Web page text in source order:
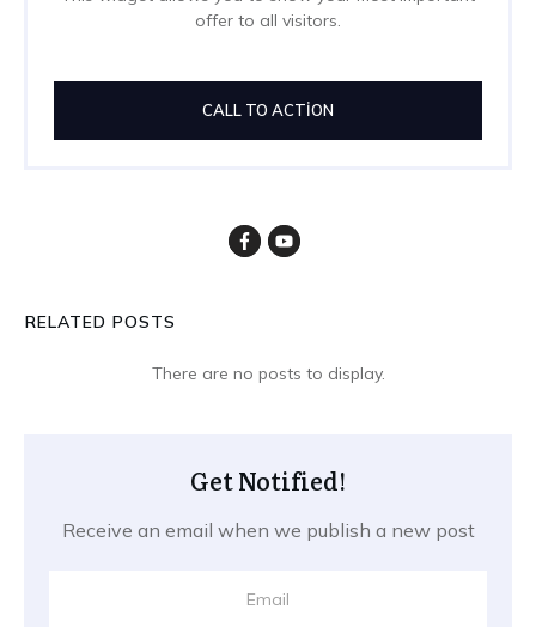
offer to all visitors.
CALL TO ACTION
RELATED POSTS
Get Notified!
Receive an email when we publish a new post